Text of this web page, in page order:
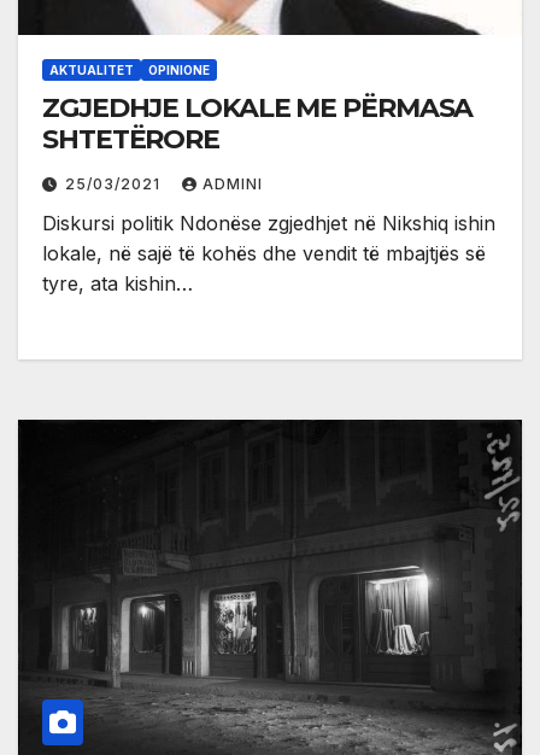
AKTUALITET OPINIONE
ZGJEDHJE LOKALE ME PËRMASA
SHTETËRORE
25/03/2021 ADMINI
Diskursi politik Ndonëse zgjedhjet në Nikshiq ishin
lokale, në sajë të kohës dhe vendit të mbajtjës së
tyre, ata kishin…